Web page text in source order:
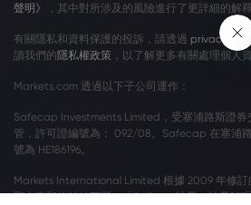
聲明》
，其中對所涉及的風險進行了更詳細的解釋
有關隱私和資料保護的投訴，請透過
讀我們的隱私權政策 ，以了解更多有關處理個人
Markets.com 透過以下子公司運作：
Safecap Investments Limited，受塞浦路斯證券
管，許可證編號為： 092/08。Safecap 在塞浦
號為 HE186196。
Markets International Limited 根據 2009 年修訂
聖文森和格林納丁斯（「SVG」）註冊，註冊號